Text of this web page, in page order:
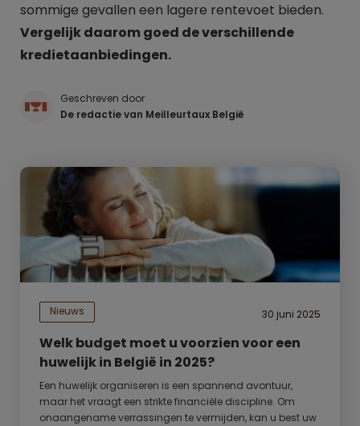
sommige gevallen een lagere rentevoet bieden.
Vergelijk daarom goed de verschillende
kredietaanbiedingen.
Geschreven door
De redactie van Meilleurtaux België
Nieuws 30 juni 2025
Welk budget moet u voorzien voor een
huwelijk in België in 2025?
Een huwelijk organiseren is een spannend avontuur,
maar het vraagt een strikte financiële discipline. Om
onaangename verrassingen te vermijden, kan u best uw